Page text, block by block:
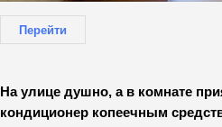
Перейти
На улице душно, а в комнате
кондиционер копеечным